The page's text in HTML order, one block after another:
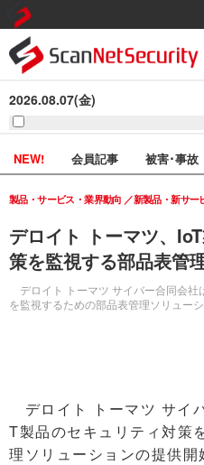
2026.08.07(金)
NEW! 会員記事 被害･事故
デロイト トーマツ、
策を監視する部品表管
デロイト トーマツ サイバー合同会社
を監視するための部品表管理ソリュー
製品・サービス・業界動向 新製品・新サー
デロイト トーマツ サイ
T製品のセキュリティ対策
理ソリューションの提供開